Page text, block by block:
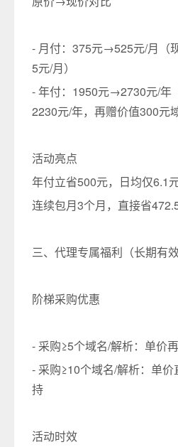
- 月付：375元→525元/月（
5元/月）
- 年付：1950元→2730元/年
2230元/年，再赠价值300元
活动亮点
年付立省500元，日均仅6.1元
连续包月3个月，直接省472.5
三、代理专属福利（长期有效
阶梯采购优惠
- 采购≥5个域名/解析：单价
- 采购≥10个域名/解析：单
持
活动时效